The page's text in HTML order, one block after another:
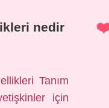
nedir
Tanım
için